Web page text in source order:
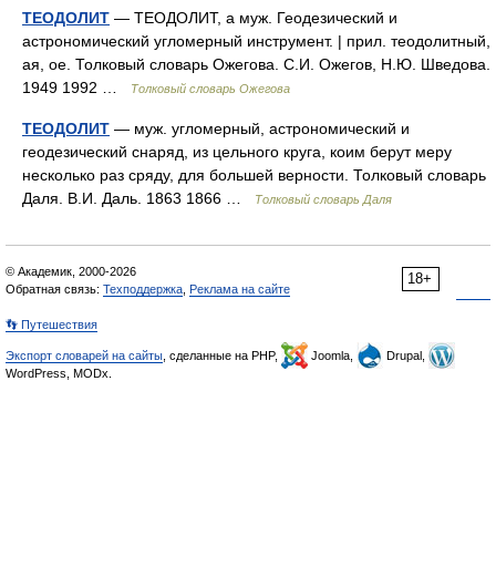
ТЕОДОЛИТ — ТЕОДОЛИТ, а муж. Геодезический и
астрономический угломерный инструмент. | прил. теодолитный,
ая, ое. Толковый словарь Ожегова. С.И. Ожегов, Н.Ю. Шведова.
1949 1992 …
Толковый словарь Ожегова
ТЕОДОЛИТ — муж. угломерный, астрономический и
геодезический снаряд, из цельного круга, коим берут меру
несколько раз сряду, для большей верности. Толковый словарь
Даля. В.И. Даль. 1863 1866 …
Толковый словарь Даля
18+
© Академик, 2000-2026
Обратная связь: Техподдержка Реклама на сайте
👣 Путешествия
Экспорт словарей на сайты , сделанные на PHP, Joomla,
Drupal,
WordPress, MODx.